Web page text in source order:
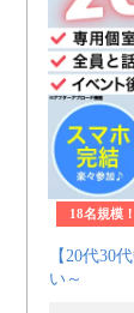
18名規模！
【20代30
い～